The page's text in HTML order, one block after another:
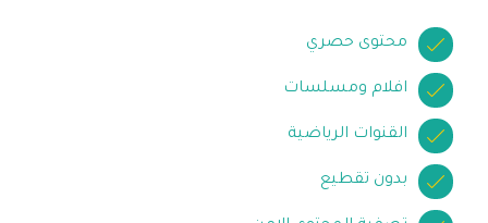
محتوى حصري
افلام ومسلسات
القنوات الرياضية
بدون تقطيع